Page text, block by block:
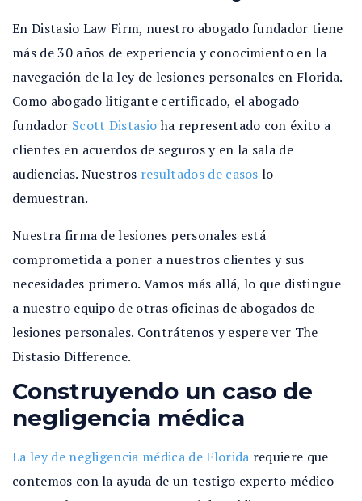
En Distasio Law Firm, nuestro abogado fundador tiene
más de 30 años de experiencia y conocimiento en la
navegación de la ley de lesiones personales en Florida.
Como abogado litigante certificado, el abogado
fundador Scott Distasio ha representado con éxito a
clientes en acuerdos de seguros y en la sala de
audiencias. Nuestros resultados de casos lo
demuestran.
Nuestra firma de lesiones personales está
comprometida a poner a nuestros clientes y sus
necesidades primero. Vamos más allá, lo que distingue
a nuestro equipo de otras oficinas de abogados de
lesiones personales. Contrátenos y espere ver The
Distasio Difference.
Construyendo un caso de
negligencia médica
La ley de negligencia médica de Florida requiere que
contemos con la ayuda de un testigo experto médico